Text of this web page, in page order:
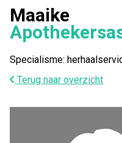
Maaike
Specialisme:
Terug naar overzicht